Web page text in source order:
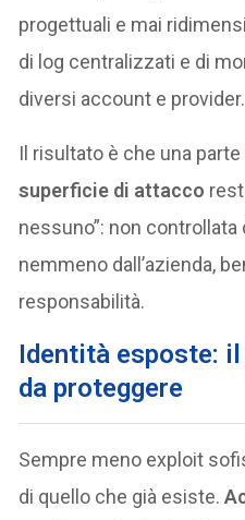
progettuali e mai
di log centralizzati e di
diversi account e provider.
Il risultato è che una
superficie di attacco
nessuno”: non controllata
nemmeno dall’azienda,
responsabilità.
Identità esposte: il
da proteggere
Sempre meno exploit
di quello che già esiste.